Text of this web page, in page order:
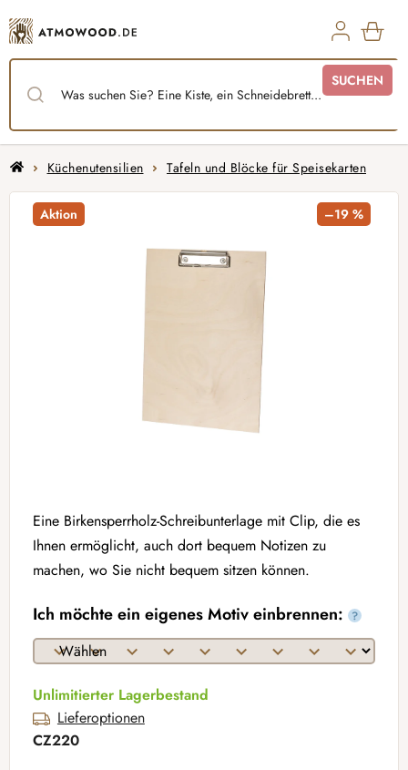
Inhalt
springen
SUCHEN
StartseiteKüchenutensilien Tafeln und Blöcke für Speisekarten
Eine Birkensperrholz-Schreibunterlage mit Clip, die es
Ihnen ermöglicht, auch dort bequem Notizen zu
machen, wo Sie nicht bequem sitzen können.
Ich möchte ein eigenes Motiv einbrennen: ?
Unlimitierter Lagerbestand
Lieferoptionen
CZ220
Aktion –19 %